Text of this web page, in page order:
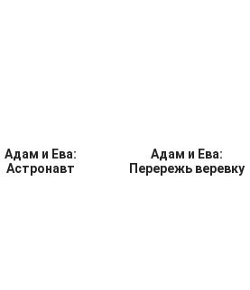
Астронавт
Перережь веревку